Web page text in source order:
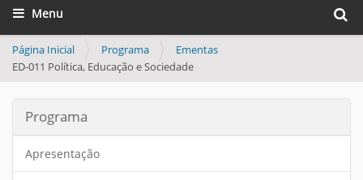
Busca
Toggle navigation
Página Inicial Programa
Ementas
ED-011 Política, Educação e Sociedade
Programa
Apresentação